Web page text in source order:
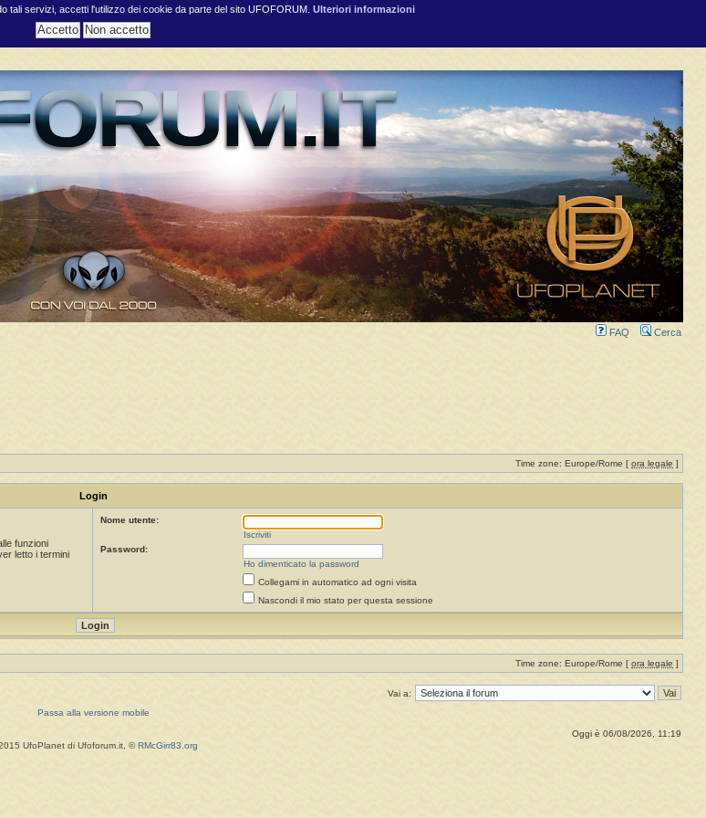
tali servizi, accetti l'utilizzo dei cookie da parte del sito UFOFORUM. Ulteriori informazioni
FAQ Cerca
Time zone: Europe/Rome [ ora legale ]
Login
funzioni
letto i termini
Nome utente:
Iscriviti
Password:
Ho dimenticato la password
Collegami in automatico ad ogni visita
Nascondi il mio stato per questa sessione
Time zone: Europe/Rome [ ora legale ]
Vai a:
Passa alla versione mobile
Oggi è 06/08/2026, 11:19
UfoPlanet di Ufoforum.it, © RMcGirr83.org